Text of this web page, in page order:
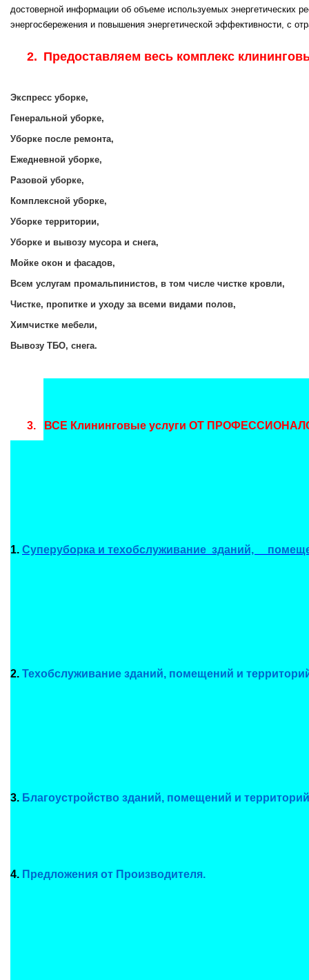
достоверной информации об объеме используемых энергетических
энергосбережения и повышения энергетической эффективности, с
2. Предоставляем весь комплекс
Экспресс уборке,
Генеральной уборке,
Уборке после ремонта,
Ежедневной уборке,
Разовой уборке,
Комплексной уборке,
Уборке территории,
Уборке и вывозу мусора и снега,
Мойке окон и фасадов,
Всем услугам промальпинистов, в том числе чистке кровли,
Чистке, пропитке и уходу за всеми видами полов,
Химчистке мебели,
Вывозу ТБО, снега.
3. ВСЕ Клининговые услуги ОТ
1. Суперуборка и техобслуживание зданий,
2. Техобслуживание зданий, помещений и
3. Благоустройство зданий, помещений и
4. Предложения от Производителя.